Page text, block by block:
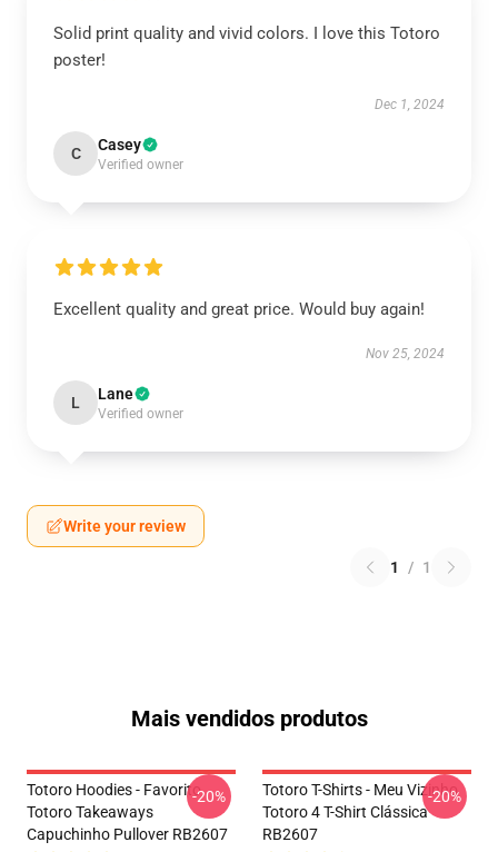
Solid print quality and vivid colors. I love this Totoro
poster!
Dec 1, 2024
C Casey
Verified owner
Excellent quality and great price. Would buy again!
Nov 25, 2024
L Lane
Verified owner
Write your review
1 / 1
Mais vendidos produtos
Totoro Hoodies - Favorito
Totoro Takeaways
Capuchinho Pullover RB2607
-20%
Totoro T-Shirts - Meu Vizinho
Totoro 4 T-Shirt Clássica
RB2607
-20%